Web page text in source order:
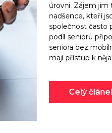
úrovni. Zájem jim
nadšence, kteří
společnost často
podíl seniorů
seniora bez
mají přístup k
Celý